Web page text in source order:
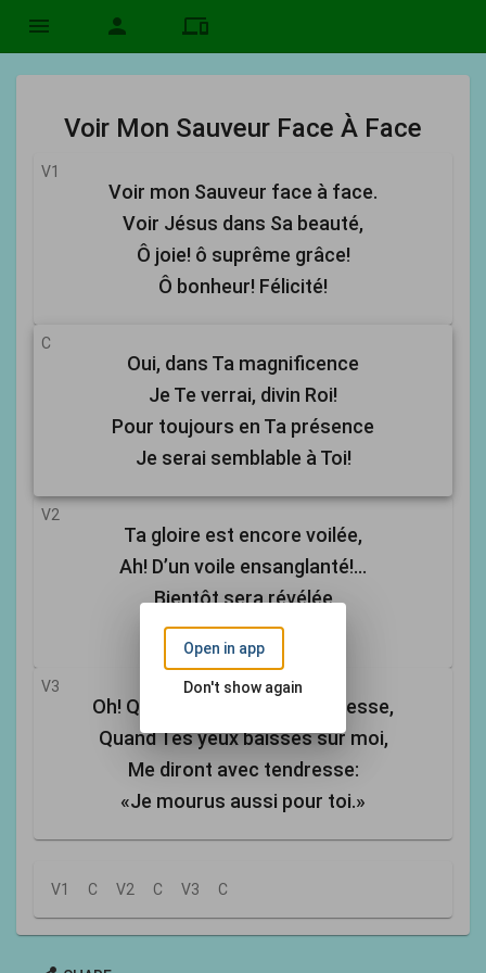
menu person devices
Voir Mon Sauveur Face À Face
V1
Voir mon Sauveur face à face.
Voir Jésus dans Sa beauté,
Ô joie! ô suprême grâce!
Ô bonheur! Félicité!
C
Oui, dans Ta magnificence
Je Te verrai, divin Roi!
Pour toujours en Ta présence
Je serai semblable à Toi!
V2
Ta gloire est encore voilée,
Ah! D’un voile ensanglanté!...
Bientôt sera révélée
Ton ineffable beauté!
V3
Oh! Quels transports d’allégresse,
Quand Tes yeux baissés sur moi,
Me diront avec tendresse:
«Je mourus aussi pour toi.»
V1 C V2 C V3 C
Open in app
Don't show again